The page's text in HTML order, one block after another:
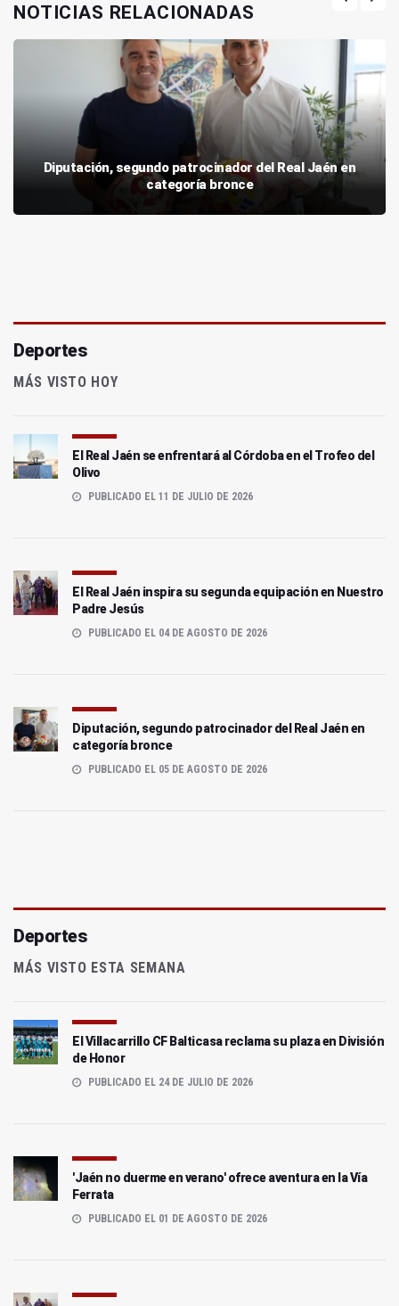
NOTICIAS RELACIONADAS
Diputación, segundo patrocinador del Real Jaén en
categoría bronce
Deportes
MÁS VISTO HOY
El Real Jaén se enfrentará al Córdoba en el Trofeo del
Olivo
PUBLICADO EL 11 DE JULIO DE 2026
El Real Jaén inspira su segunda equipación en Nuestro
Padre Jesús
PUBLICADO EL 04 DE AGOSTO DE 2026
Diputación, segundo patrocinador del Real Jaén en
categoría bronce
PUBLICADO EL 05 DE AGOSTO DE 2026
Deportes
MÁS VISTO ESTA SEMANA
El Villacarrillo CF Balticasa reclama su plaza en División
de Honor
PUBLICADO EL 24 DE JULIO DE 2026
'Jaén no duerme en verano' ofrece aventura en la Vía
Ferrata
PUBLICADO EL 01 DE AGOSTO DE 2026